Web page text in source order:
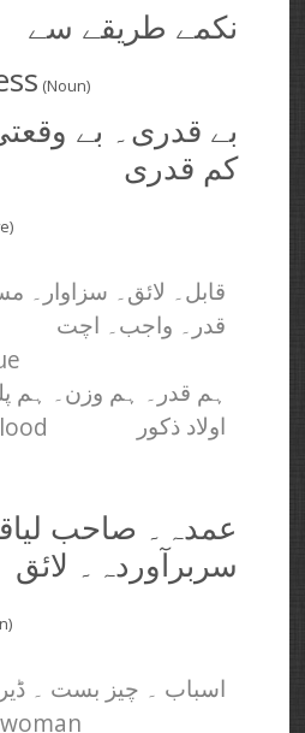
نکمے طریقے سے
(Noun)
بے قدری۔ بے
کم قدری
قابل۔ لائق۔ سزاوار۔
قدر۔ واجب۔ اچت
ہم قدر۔ ہم وزن۔ ہم
اولاد ذکور
عمدہ۔ صاحب
سربرآوردہ۔ لائق
اسباب ۔ چیز بست ۔